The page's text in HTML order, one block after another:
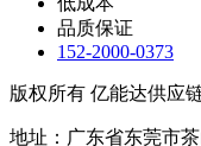
品质保证
152-2000-0373
版权所有 亿能达供应
地址：广东省东莞市